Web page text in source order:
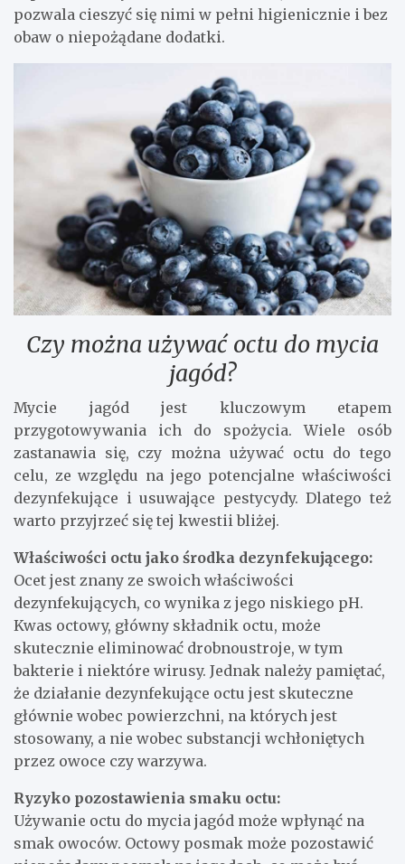
pozwala cieszyć się nimi w pełni higienicznie i bez
obaw o niepożądane dodatki.
Czy można używać octu do mycia
jagód?
Mycie jagód jest kluczowym etapem
przygotowywania ich do spożycia. Wiele osób
zastanawia się, czy można używać octu do tego
celu, ze względu na jego potencjalne właściwości
dezynfekujące i usuwające pestycydy. Dlatego też
warto przyjrzeć się tej kwestii bliżej.
Właściwości octu jako środka dezynfekującego:
Ocet jest znany ze swoich właściwości
dezynfekujących, co wynika z jego niskiego pH.
Kwas octowy, główny składnik octu, może
skutecznie eliminować drobnoustroje, w tym
bakterie i niektóre wirusy. Jednak należy pamiętać,
że działanie dezynfekujące octu jest skuteczne
głównie wobec powierzchni, na których jest
stosowany, a nie wobec substancji wchłoniętych
przez owoce czy warzywa.
Ryzyko pozostawienia smaku octu:
Używanie octu do mycia jagód może wpłynąć na
smak owoców. Octowy posmak może pozostawić